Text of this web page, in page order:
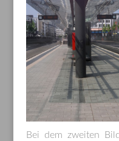
Bei dem zweiten